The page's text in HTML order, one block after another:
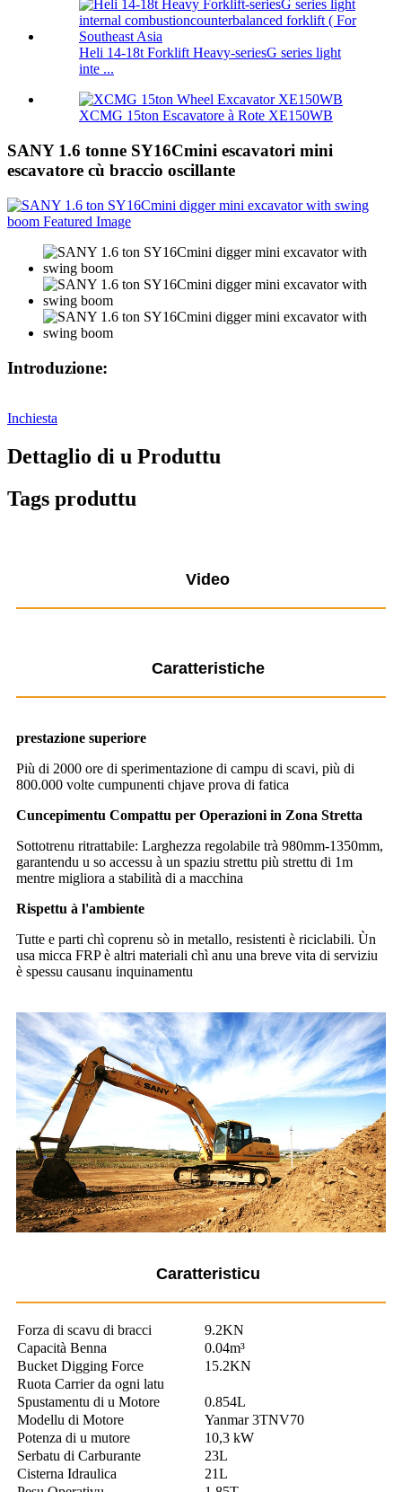
Heli 14-18t Forklift Heavy-seriesG series light
inte ...
XCMG 15ton Escavatore à Rote XE150WB
SANY 1.6 tonne SY16Cmini escavatori mini
escavatore cù braccio oscillante
Introduzione:
Inchiesta
Dettaglio di u Produttu
Tags produttu
Video
Caratteristiche
prestazione superiore
Più di 2000 ore di sperimentazione di campu di scavi, più di
800.000 volte cumpunenti chjave prova di fatica
Cuncepimentu Compattu per Operazioni in Zona Stretta
Sottotrenu ritrattabile: Larghezza regolabile trà 980mm-1350mm,
garantendu u so accessu à un spaziu strettu più strettu di 1m
mentre migliora a stabilità di a macchina
Rispettu à l'ambiente
Tutte e parti chì coprenu sò in metallo, resistenti è riciclabili. Ùn
usa micca FRP è altri materiali chì anu una breve vita di serviziu
è spessu causanu inquinamentu
Caratteristicu
Forza di scavu di bracci
9.2KN
Capacità Benna
0.04m³
Bucket Digging Force
15.2KN
Ruota Carrier da ogni latu
Spustamentu di u Motore
0.854L
Modellu di Motore
Yanmar 3TNV70
Potenza di u mutore
10,3 kW
Serbatu di Carburante
23L
Cisterna Idraulica
21L